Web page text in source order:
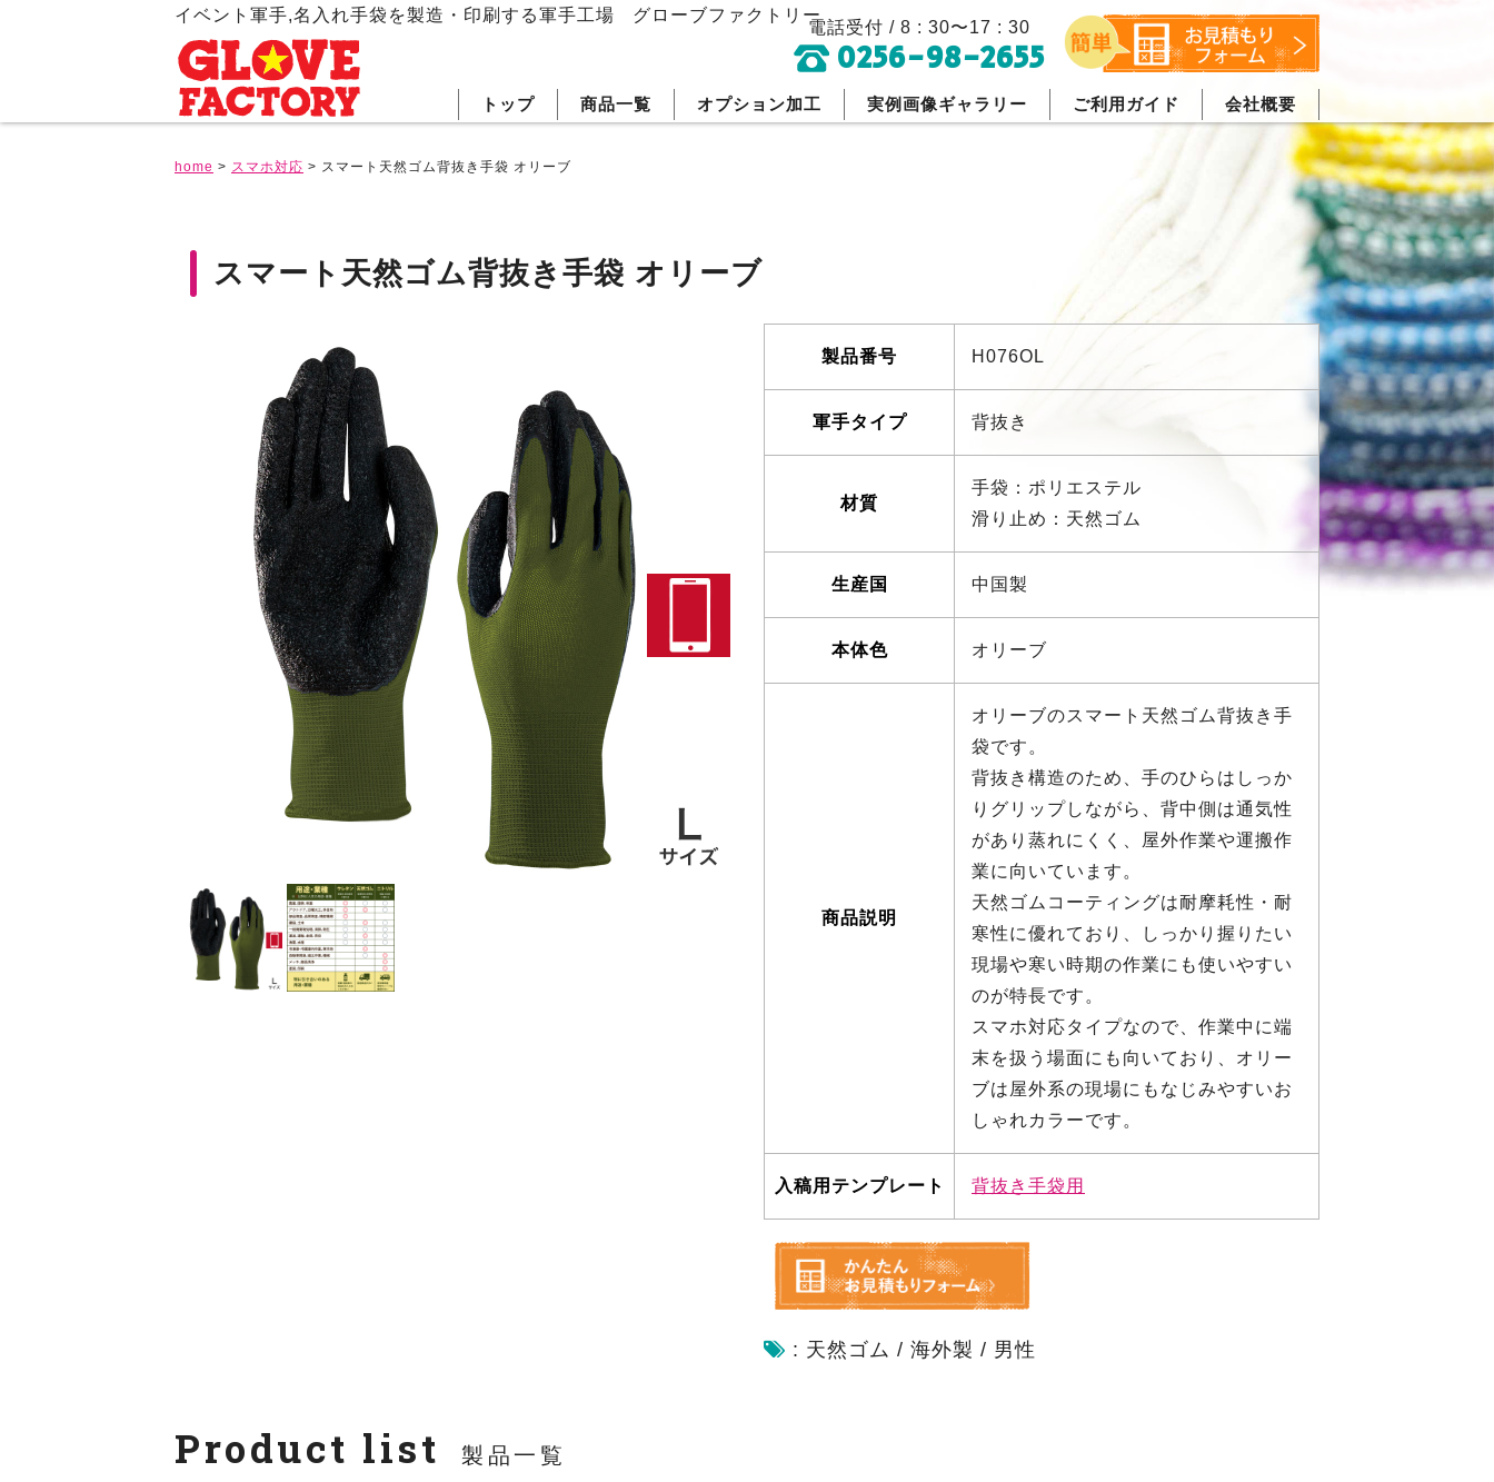
イベント軍手,名入れ手袋を製造・印刷する軍手工場 グローブファクトリー
トップ 商品一覧 オプション加工 実例画像ギャラリー ご利用ガイド 会社概要
電話受付 / 8 : 30〜17 : 30
0256-98-2655
home > スマホ対応 > スマート天然ゴム背抜き手袋 オリーブ
スマート天然ゴム背抜き手袋 オリーブ
製品番号 H076OL
軍手タイプ 背抜き
材質
手袋：ポリエステル
滑り止め：天然ゴム
生産国 中国製
本体色 オリーブ
商品説明
オリーブのスマート天然ゴム背抜き手
袋です。
背抜き構造のため、手のひらはしっか
りグリップしながら、背中側は通気性
があり蒸れにくく、屋外作業や運搬作
業に向いています。
天然ゴムコーティングは耐摩耗性・耐
寒性に優れており、しっかり握りたい
現場や寒い時期の作業にも使いやすい
のが特長です。
スマホ対応タイプなので、作業中に端
末を扱う場面にも向いており、オリー
ブは屋外系の現場にもなじみやすいお
しゃれカラーです。
入稿用テンプレート 背抜き手袋用
: 天然ゴム / 海外製 / 男性
Product list 製品一覧